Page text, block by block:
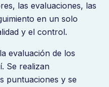
las evaluaciones, las
en un solo
y el control.
evaluación de los
Se realizan
puntuaciones y se